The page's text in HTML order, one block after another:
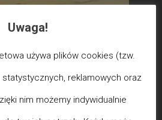
wcześniejszej śmierci
Uwaga!
używa plików cookies (tzw.
reklamowych oraz
nim możemy indywidualnie